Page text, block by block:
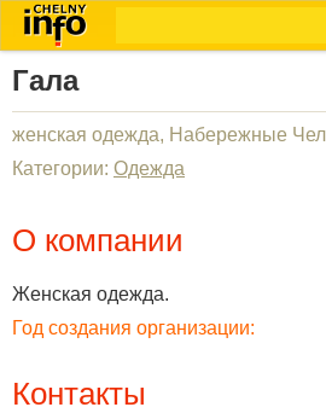
Гала
женская одежда, Набережные
Категории: Одежда
О компании
Женская одежда.
Год создания организации:
Контакты